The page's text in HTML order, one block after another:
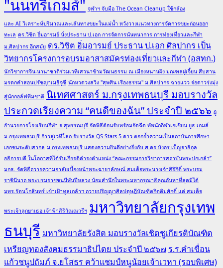
"นนทรีเกมส์" จุฬาฯ จับมือ The Ocean Cleanup ใช้กล้อง
และ AI วิเคราะห์ปริมาณและเส้นทางขยะในแม่น้ำ หวังวางแนวทางการจัดการขยะก่อนออก
ทะเล ดร.วิชิต อิ่มอารมย์ นั่งประธาน ป.เอก การจัดการนันทนาการ การท่องเที่ยวและกีฬา
ม.ศิลปากร อีกสมัย ดร.วิชิต อิ่มอารมย์ ประธาน ป.เอก ศิลปากร เป็น
วิทยากรโครงการอบรมอาสาสมัครท่องเที่ยวและกีฬา (อสทก.)
นักวิชาการจีน-นานาชาติร่วมเวทีเสวนาข้ามวัฒนธรรม ณ เมืองหนานผิง มณฑลฝูเจี้ยน สืบสาน
มรดกคำสอนปรัชญาเมธีจูซี นักหวดวงสวิง "สุพศิน เรืองธรรม" ม.ศิลปากร ฉายแวว จ่อดาวรุ่งมุ่ง
สู่นักกอล์ฟทีมชาติ นิเทศศาสตร์ ม.กรุงเทพธนบุรี มอบรางวัล
ประกวดเรียงความ “คนดีของฉัน” ประจำปี ๒๕๖๖ ผู้
อำนวยการโรงเรียนกีฬา จ.สุพรรณบุรี จัดพิธีต้อนรับพร้อมอัดฉีด ทัพนักกีฬาเอเชียน ยูธ เกมส์
ม.กรุงเทพธนบุรี ก้าวสู่เวทีโลก รับรางวัล QS Stars 5 ดาว ตอกย้ำความเป็นสถาบันการศึกษา
เอกชนระดับสากล ม.กรุงเทพธนบุรี แสดงความยินดีอย่างยิ่งกับ ศ.ดร.บังอร เบ็ญจาธิกุล
อธิการบดี ในโอกาสที่ได้รับเกียรติดำรงตำแหน่ง “คณะกรรมการวิชาการสถาบันพระปกเกล้า”
มกธ. จัดพิธีถวายความอาลัยเบื้องหน้าพระฉายาลักษณ์ สมเด็จพระนางเจ้าสิริกิติ์ พระบรม
ราชินีนาถ พระบรมราชชนนีพันปีหลวง น้อมสำนึกในพระมหากรุณาธิคุณอันหาที่สุดมิได้
มทร.รัตนโกสินทร์ เข้าเฝ้าทูลเกล้าฯ ถวายปริญญาศิลปดุษฎีบัณฑิตกิตติมศักดิ์ แด่ สมเด็จ
พระเจ้าลูกยาเธอ เจ้าฟ้าสิริวัณณวรีฯ มหาวิทยาลัยกรุงเทพ
ธนบุรี มหาวิทยาลัยรังสิต มอบรางวัลเชิดชูเกียรติบัณฑิต
เหรียญทองสังคมธรรมาธิปไตย ประจำปี ๒๕๖๗ ร.ร.คำเขื่อน
แก้วชนูปถัมภ์ จ.ยโสธร คว้าแชมป์หนูน้อยเจ้าเวหา (รอบพิเศษ)